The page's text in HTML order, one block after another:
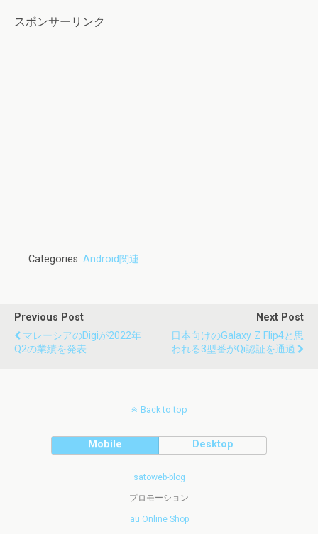
スポンサーリンク
Categories: Android関連
Previous Post
マレーシアのDigiが2022年
Q2の業績を発表
Next Post
日本向けのGalaxy Z Flip4と思
われる3型番がQi認証を通過
Back to top
Mobile Desktop
satoweb-blog
プロモーション
au Online Shop